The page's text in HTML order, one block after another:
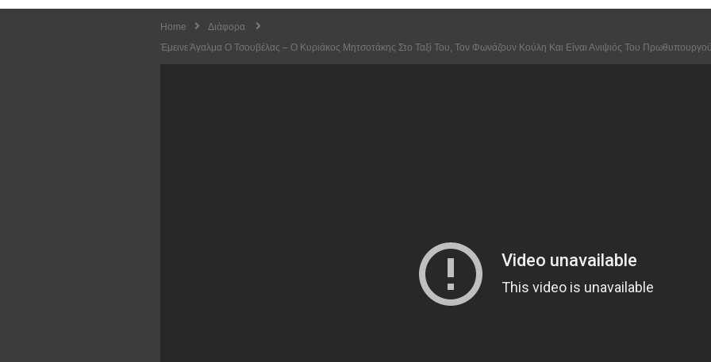
Home
Διάφορα
Έμεινε Άγαλμα Ο Τσουβέλας – Ο Κυριάκος Μητσοτάκης Στο Ταξί Του, Τον Φωνάζουν Κούλη Και Είναι Ανιψιός Του Πρωθυπουργού